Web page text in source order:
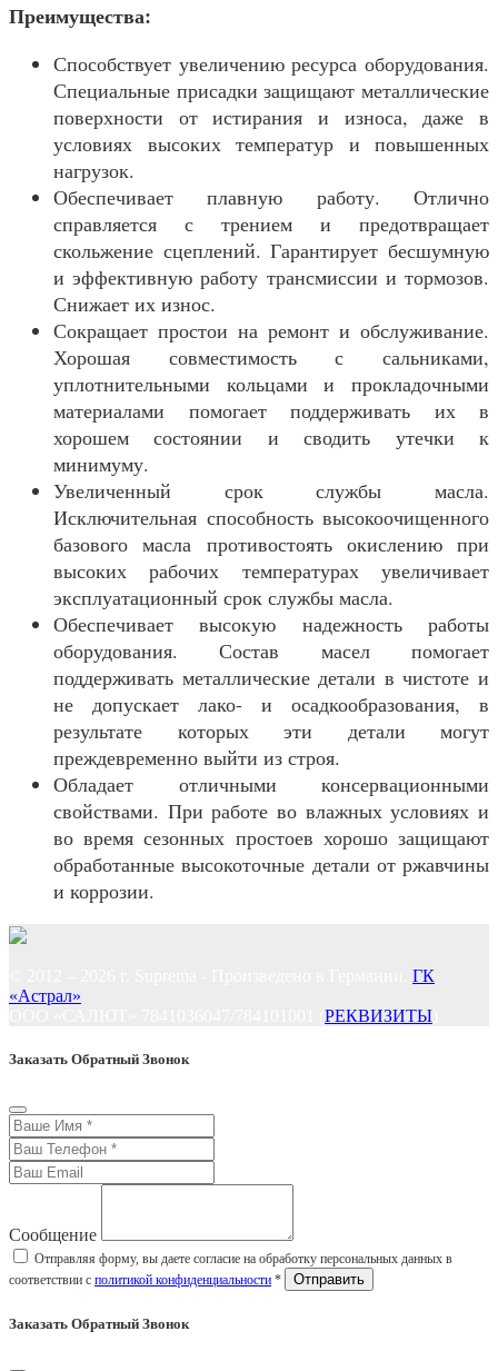
Преимущества:
Способствует увеличению ресурса оборудования.
Специальные присадки защищают металлические
поверхности от истирания и износа, даже в
условиях высоких температур и повышенных
нагрузок.
Обеспечивает плавную работу. Отлично
справляется с трением и предотвращает
скольжение сцеплений. Гарантирует бесшумную
и эффективную работу трансмиссии и тормозов.
Снижает их износ.
Сокращает простои на ремонт и обслуживание.
Хорошая совместимость с сальниками,
уплотнительными кольцами и прокладочными
материалами помогает поддерживать их в
хорошем состоянии и сводить утечки к
минимуму.
Увеличенный срок службы масла.
Исключительная способность высокоочищенного
базового масла противостоять окислению при
высоких рабочих температурах увеличивает
эксплуатационный срок службы масла.
Обеспечивает высокую надежность работы
оборудования. Состав масел помогает
поддерживать металлические детали в чистоте и
не допускает лако- и осадкообразования, в
результате которых эти детали могут
преждевременно выйти из строя.
Обладает отличными консервационными
свойствами. При работе во влажных условиях и
во время сезонных простоев хорошо защищают
обработанные высокоточные детали от ржавчины
и коррозии.
ГК
«Астрал»
РЕКВИЗИТЫ
Заказать Обратный Звонок
Сообщение
Отправляя форму, вы даете согласие на обработку персональных данных в
соответствии с политикой конфиденциальности *
Заказать Обратный Звонок